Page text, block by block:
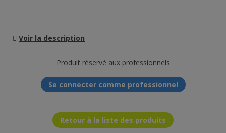
Voir la description
Produit réservé aux professionnels
Se connecter comme professionnel
Retour à la liste des produits